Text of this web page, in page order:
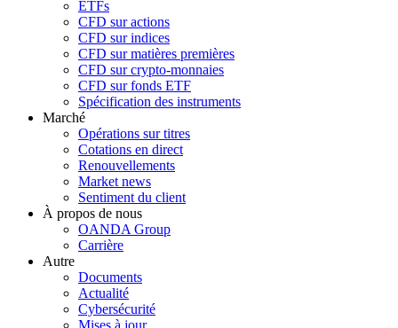
ETFs
CFD sur actions
CFD sur indices
CFD sur matières premières
CFD sur crypto-monnaies
CFD sur fonds ETF
Spécification des instruments
Marché
Opérations sur titres
Cotations en direct
Renouvellements
Market news
Sentiment du client
À propos de nous
OANDA Group
Carrière
Autre
Documents
Actualité
Cybersécurité
Mises à jour